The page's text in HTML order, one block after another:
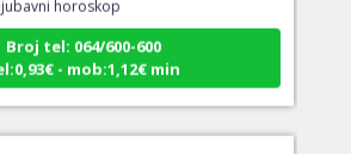
Broj tel: 064/600-600
- mob:1,12€ min